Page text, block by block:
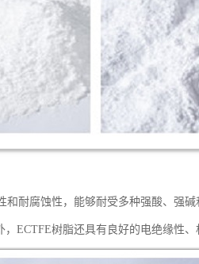
和耐腐蚀性，能够耐受多种强酸、强
，ECTFE树脂还具有良好的电绝缘性、